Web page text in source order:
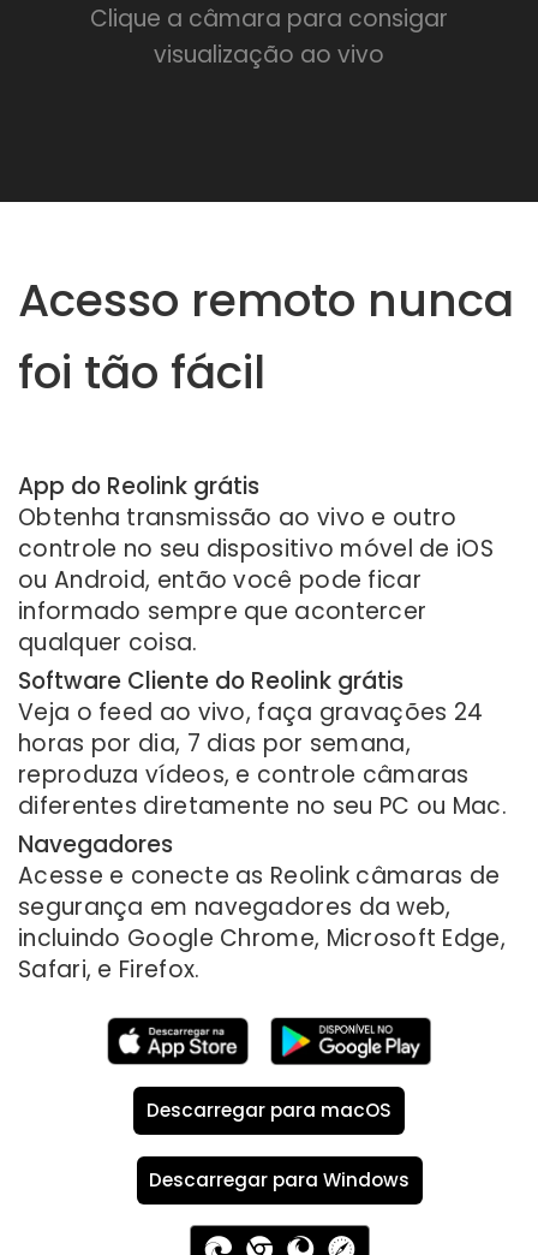
Clique a câmara para consigar
visualização ao vivo
Acesso remoto nunca
foi tão fácil
App do Reolink grátis
Obtenha transmissão ao vivo e outro
controle no seu dispositivo móvel de iOS
ou Android, então você pode ficar
informado sempre que acontercer
qualquer coisa.
Software Cliente do Reolink grátis
Veja o feed ao vivo, faça gravações 24
horas por dia, 7 dias por semana,
reproduza vídeos, e controle câmaras
diferentes diretamente no seu PC ou Mac.
Navegadores
Acesse e conecte as Reolink câmaras de
segurança em navegadores da web,
incluindo Google Chrome, Microsoft Edge,
Safari, e Firefox.
Descarregar para macOS
Descarregar para Windows